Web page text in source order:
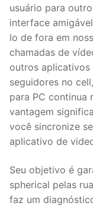
usuário para
interface
lo de fora em
chamadas de
outros
seguidores no
para PC continua
vantagem
você sincronize
aplicativo de
Seu objetivo é
spherical pelas
faz um